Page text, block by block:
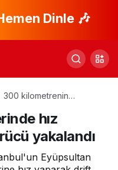
Dinle 🎶
300 kilometrenin
drift atan sürücü
yakalandıhız
yakalandı
Eyüpsultan
Paylaş